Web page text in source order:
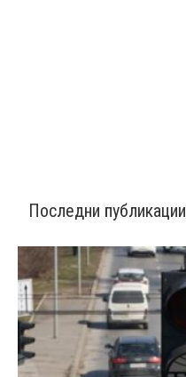
Последни публикации